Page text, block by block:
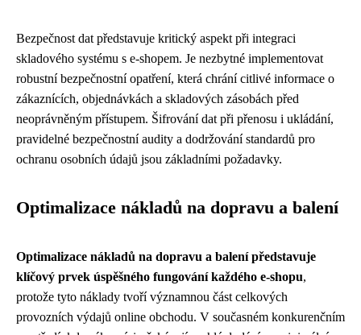
Bezpečnost dat představuje kritický aspekt při integraci
skladového systému s e-shopem. Je nezbytné implementovat
robustní bezpečnostní opatření, která chrání citlivé informace o
zákaznících, objednávkách a skladových zásobách před
neoprávněným přístupem. Šifrování dat při přenosu i ukládání,
pravidelné bezpečnostní audity a dodržování standardů pro
ochranu osobních údajů jsou základními požadavky.
Optimalizace nákladů na dopravu a balení
Optimalizace nákladů na dopravu a balení představuje
klíčový prvek úspěšného fungování každého e-shopu,
protože tyto náklady tvoří významnou část celkových
provozních výdajů online obchodu. V současném konkurenčním